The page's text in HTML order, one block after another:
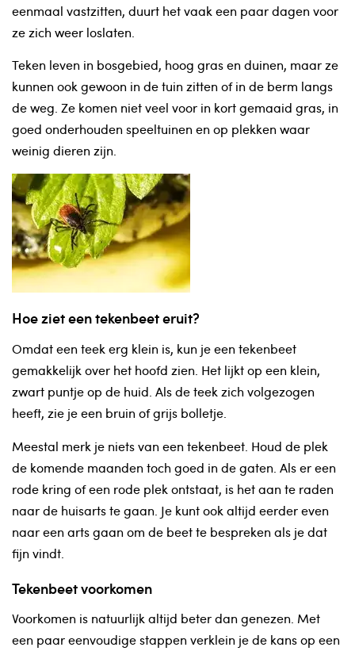
eenmaal vastzitten, duurt het vaak een paar dagen voor
ze zich weer loslaten.
Teken leven in bosgebied, hoog gras en duinen, maar ze
kunnen ook gewoon in de tuin zitten of in de berm langs
de weg. Ze komen niet veel voor in kort gemaaid gras, in
goed onderhouden speeltuinen en op plekken waar
weinig dieren zijn.
Hoe ziet een tekenbeet eruit?
Omdat een teek erg klein is, kun je een tekenbeet
gemakkelijk over het hoofd zien. Het lijkt op een klein,
zwart puntje op de huid. Als de teek zich volgezogen
heeft, zie je een bruin of grijs bolletje.
Meestal merk je niets van een tekenbeet. Houd de plek
de komende maanden toch goed in de gaten. Als er een
rode kring of een rode plek ontstaat, is het aan te raden
naar de huisarts te gaan. Je kunt ook altijd eerder even
naar een arts gaan om de beet te bespreken als je dat
fijn vindt.
Tekenbeet voorkomen
Voorkomen is natuurlijk altijd beter dan genezen. Met
een paar eenvoudige stappen verklein je de kans op een